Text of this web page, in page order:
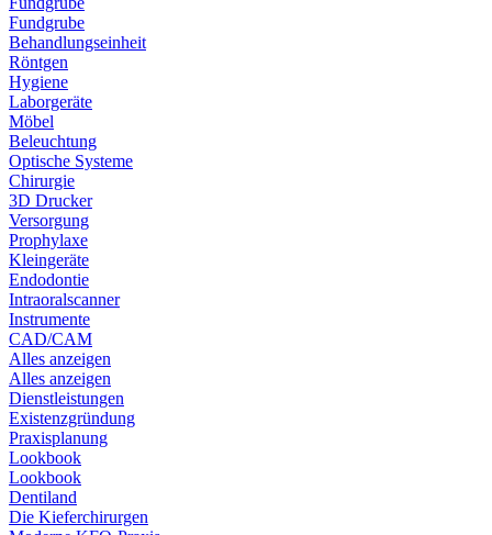
Fundgrube
Behandlungseinheit
Röntgen
Hygiene
Laborgeräte
Möbel
Beleuchtung
Optische Systeme
Chirurgie
3D Drucker
Versorgung
Prophylaxe
Kleingeräte
Endodontie
Intraoralscanner
Instrumente
CAD/CAM
Alles anzeigen
Alles anzeigen
Dienstleistungen
Existenzgründung
Praxisplanung
Lookbook
Lookbook
Dentiland
Die Kieferchirurgen